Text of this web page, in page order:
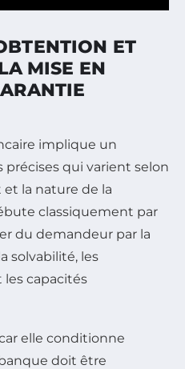
ET
MISE EN
implique un
qui varient selon
la nature de la
classiquement par
du demandeur par la
solvabilité, les
capacités
elle conditionne
doit être